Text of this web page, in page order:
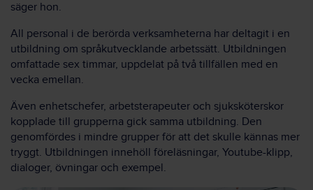
säger hon.
All personal i de berörda verksamheterna har deltagit i en
utbildning om språkutvecklande arbetssätt. Utbildningen
omfattade sex timmar, uppdelat på två tillfällen med en
vecka emellan.
Även enhetschefer, arbetsterapeuter och sjuksköterskor
kopplade till grupperna gick samma utbildning. Den
genomfördes i mindre grupper för att det skulle kännas mer
tryggt. Utbildningen innehöll föreläsningar, Youtube-klipp,
dialoger, övningar och exempel.